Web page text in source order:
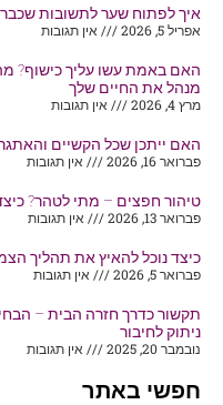
איך לפתוח שער לתשובות שכבר
אפריל 5, 2026
אין תגובות
האם באמת עשו עליך כישוף?
מנהל את החיים שלך
מרץ 4, 2026
אין תגובות
האם ייתכן שכל הקשיים
פברואר 16, 2026
אין תגובות
טיהור חפצים – מתי לטהר?
פברואר 13, 2026
אין תגובות
כיצד נוכל להאיץ את תהליך
פברואר 5, 2026
אין תגובות
תקשור כדרך חזרה הבית –
ניתוק לחיבור
נובמבר 20, 2025
אין תגובות
חפשי באתר